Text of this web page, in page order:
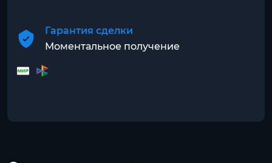
Гарантия сделки
Моментальное получение